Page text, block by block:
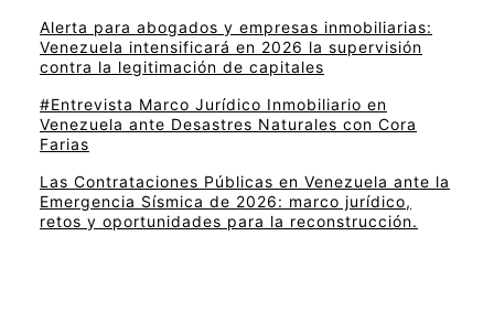
Alerta para abogados y empresas inmobiliarias:
Venezuela intensificará en 2026 la supervisión
contra la legitimación de capitales
#Entrevista Marco Jurídico Inmobiliario en
Venezuela ante Desastres Naturales con Cora
Farias
Las Contrataciones Públicas en Venezuela ante la
Emergencia Sísmica de 2026: marco jurídico,
retos y oportunidades para la reconstrucción.